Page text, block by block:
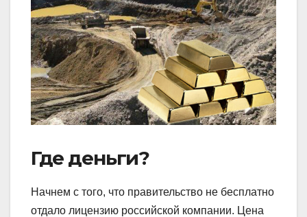
Где деньги?
Начнем с того, что правительство не бесплатно
отдало лицензию российской компании. Цена